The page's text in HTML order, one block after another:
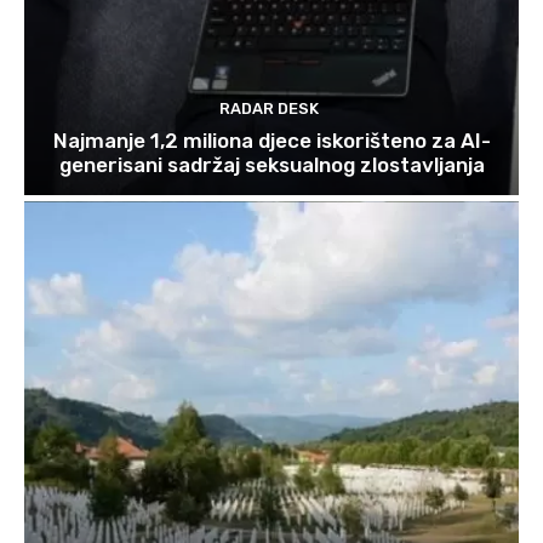
RADAR DESK
Najmanje 1,2 miliona djece iskorišteno za AI-
generisani sadržaj seksualnog zlostavljanja